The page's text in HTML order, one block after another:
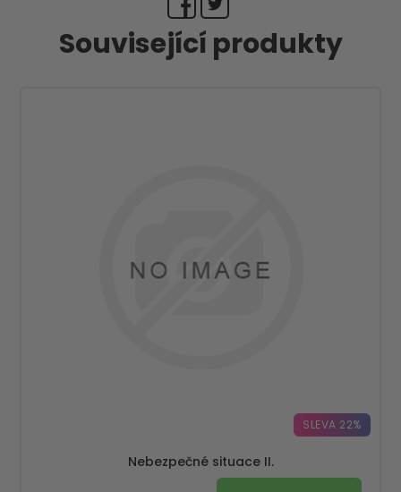
Související produkty
SLEVA 22%
Nebezpečné situace II.